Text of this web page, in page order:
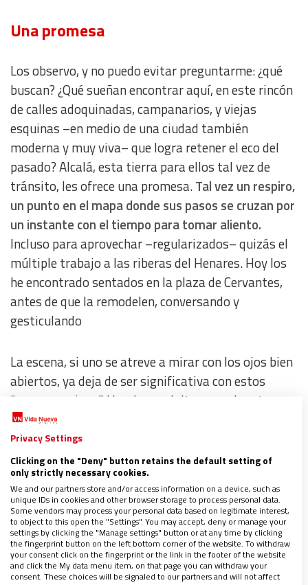
Una promesa
Los observo, y no puedo evitar preguntarme: ¿qué
buscan? ¿Qué sueñan encontrar aquí, en este rincón
de calles adoquinadas, campanarios, y viejas
esquinas –en medio de una ciudad también
moderna y muy viva– que logra retener el eco del
pasado? Alcalá, esta tierra para ellos tal vez de
tránsito, les ofrece una promesa.Tal vez un respiro,
un punto en el mapa donde sus pasos se cruzan por
un instante con el tiempo para tomar aliento.
Incluso para aprovechar –regularizados– quizás el
múltiple trabajo a las riberas del Henares. Hoy los
he encontrado sentados en la plaza de Cervantes,
antes de que la remodelen, conversando y
gesticulando
La escena, si uno se atreve a mirar con los ojos bien
abiertos, ya deja de ser significativa con estos
“nuevos vecinos”. Hombres adultos con el rostro
endurecido no tanto por la edad sino por el mar y el
desengaño y jóvenes que apenas han dejado de ser
niños.Cada uno lleva una historia tatuada en el
alma, muchos con cosas de guerras, hambre y
exilios, o con miradas que siempre buscan un
horizonte mejor que el que veían en su tierra y que
en Europa ya se leen con desgana,y cuando no, se
archivan en un expediente cualquiera. Con el riego
creciente de pautar normas para una autodefensa
Privacy Settings
Clicking on the "Deny" button retains the default setting of
only strictly necessary cookies.
We and our partners store and/or access information on a device, such as
unique IDs in cookies and other browser storage to process personal data.
Some vendors may process your personal data based on legitimate interest,
to object to this open the "Settings". You may accept, deny or manage your
settings by clicking the "Manage settings" button or at any time by clicking
the fingerprint button on the left bottom corner of the website. To withdraw
your consent click on the fingerprint or the link in the footer of the website
and click the My data menu item, on that page you can withdraw your
consent. These choices will be signaled to our partners and will not affect